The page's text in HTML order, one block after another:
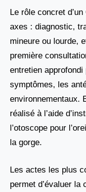
Le rôle concret
axes : diagnostic,
mineure ou lourde,
première
entretien approfondi
symptômes, les
environnementaux.
réalisé à l’aide
l’otoscope pour
la gorge.
Les actes les plus
permet d’évaluer la